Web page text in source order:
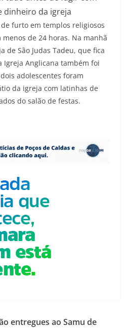
dinheiro da igreja
furto em templos religiosos
menos de 24 horas. Na manhã
de São Judas Tadeu, que fica
Igreja Anglicana também foi
adolescentes foram
da igreja com latinhas de
do salão de festas.
entregues ao Samu de